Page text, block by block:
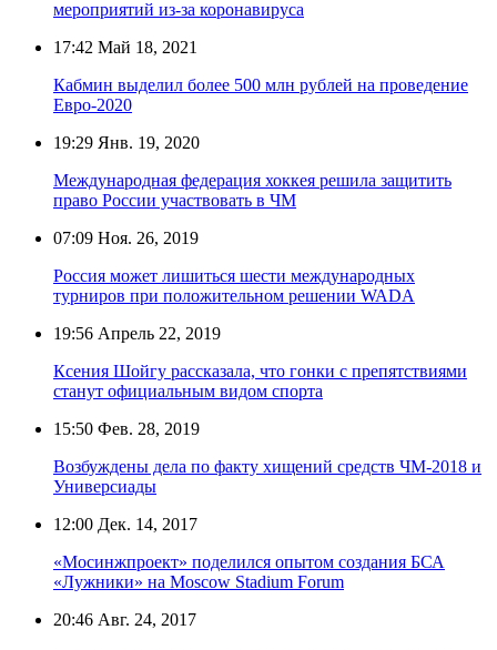
мероприятий из-за коронавируса
17:42 Май 18, 2021
Кабмин выделил более 500 млн рублей на проведение
Евро-2020
19:29 Янв. 19, 2020
Международная федерация хоккея решила защитить
право России участвовать в ЧМ
07:09 Ноя. 26, 2019
Россия может лишиться шести международных
турниров при положительном решении WADA
19:56 Апрель 22, 2019
Ксения Шойгу рассказала, что гонки с препятствиями
станут официальным видом спорта
15:50 Фев. 28, 2019
Возбуждены дела по факту хищений средств ЧМ-2018 и
Универсиады
12:00 Дек. 14, 2017
«Мосинжпроект» поделился опытом создания БСА
«Лужники» на Moscow Stadium Forum
20:46 Авг. 24, 2017